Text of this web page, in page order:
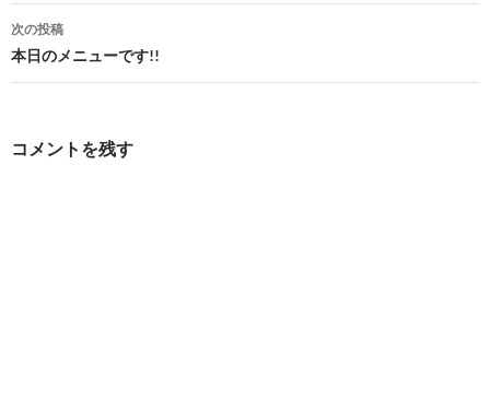
ナ
ビ
ゲ
次の投稿
本日のメニューです!!
コメントを残す